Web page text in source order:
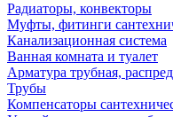
Радиаторы, конвекторы
Муфты, фитинги
Канализационная система
Ванная комната и туалет
Арматура трубная,
Трубы
Компенсаторы